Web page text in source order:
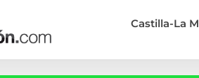
Castilla-La